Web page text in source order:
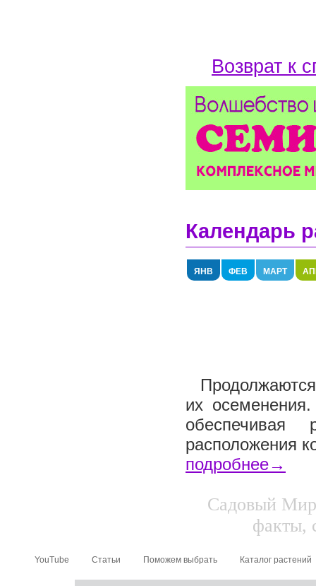
Возврат к
Календарь
ЯНВ ФЕВ МАРТ
их
обеспечивая
расположения
подробнее→
Садовый
факты,
YouTube Статьи Поможем выбрать Каталог растений